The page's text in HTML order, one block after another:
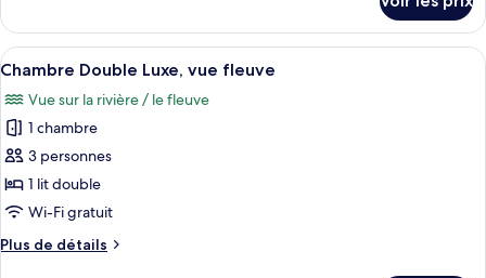
1
lit
double,
vue
fleuve
le
type
de
Chambre
Double
Standard,
lit
double,
vue
fleuve
Afficher
toutes
les
photos
pour
ce
type
chambre :
Un lit bien fait, avec une couverture
4
Chambre Double Luxe, vue fleuve
Vue sur la rivière / le fleuve
1 chambre
3 personnes
1 lit double
Wi-Fi gratuit
Plus de détails
Plus